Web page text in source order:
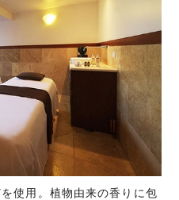
使用。植物由来の香りに包